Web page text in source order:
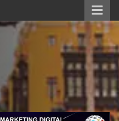
vecinal, municipal y de